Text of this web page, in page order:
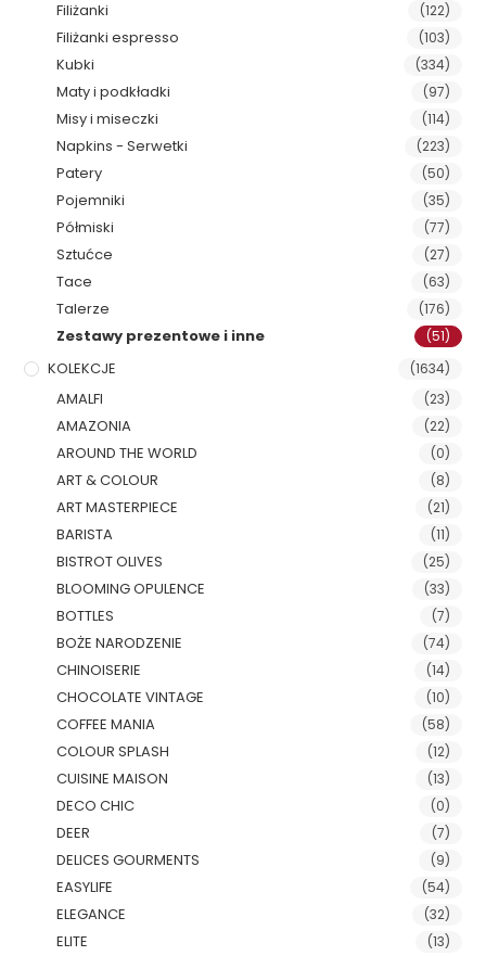
Filiżanki (122)
Filiżanki espresso (103)
Kubki (334)
Maty i podkładki (97)
Misy i miseczki (114)
Napkins - Serwetki (223)
Patery (50)
Pojemniki (35)
Półmiski (77)
Sztućce (27)
Tace (63)
Talerze (176)
Zestawy prezentowe i inne (51)
KOLEKCJE (1634)
AMALFI (23)
AMAZONIA (22)
AROUND THE WORLD (0)
ART & COLOUR (8)
ART MASTERPIECE (21)
BARISTA (11)
BISTROT OLIVES (25)
BLOOMING OPULENCE (33)
BOTTLES (7)
BOŻE NARODZENIE (74)
CHINOISERIE (14)
CHOCOLATE VINTAGE (10)
COFFEE MANIA (58)
COLOUR SPLASH (12)
CUISINE MAISON (13)
DECO CHIC (0)
DEER (7)
DELICES GOURMENTS (9)
EASYLIFE (54)
ELEGANCE (32)
ELITE (13)